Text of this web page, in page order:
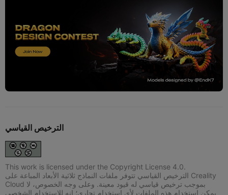
الترخيص القياسي
This work is licensed under the Copyright License 4.0.
الترخيص القياسي تتوفر ملفات النماذج ثلاثية الأبعاد المباعة على Creality
Cloud بموجب ترخيص قياسي له قيود معينة. وعلى وجه الخصوص، لا
يمكن استخدام هذه الملفات لأي استخدام تجاري؛ إنه للاستخدام الشخصي